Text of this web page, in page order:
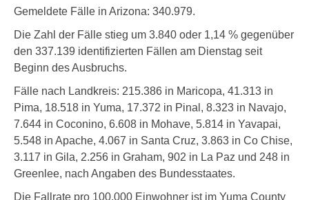
Gemeldete Fälle in Arizona: 340.979.
Die Zahl der Fälle stieg um 3.840 oder 1,14 % gegenüber
den 337.139 identifizierten Fällen am Dienstag seit
Beginn des Ausbruchs.
Fälle nach Landkreis: 215.386 in Maricopa, 41.313 in
Pima, 18.518 in Yuma, 17.372 in Pinal, 8.323 in Navajo,
7.644 in Coconino, 6.608 in Mohave, 5.814 in Yavapai,
5.548 in Apache, 4.067 in Santa Cruz, 3.863 in Co Chise,
3.117 in Gila, 2.256 in Graham, 902 in La Paz und 248 in
Greenlee, nach Angaben des Bundesstaates.
Die Fallrate pro 100.000 Einwohner ist im Yuma County